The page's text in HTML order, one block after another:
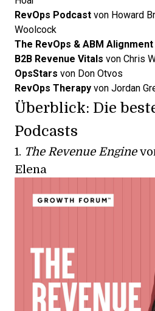
RevOps Podcast von Howard
Woolcock
The RevOps & ABM Alignment
B2B Revenue Vitals von Chris
OpsStars von Don Otvos
RevOps Therapy von Jordan
Überblick: Die
Podcasts
1. The Revenue Engine
Elena